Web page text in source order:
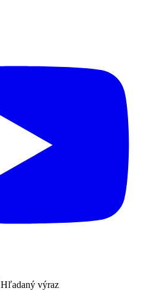
Hľadaný výraz